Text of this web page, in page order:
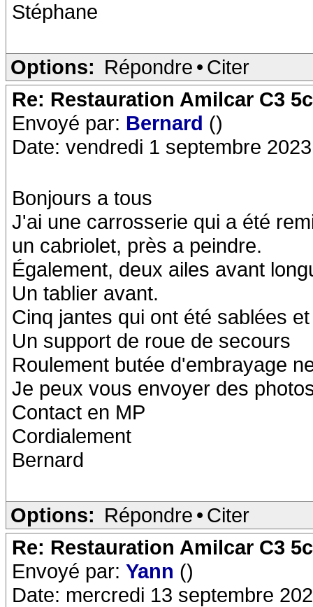
Stéphane
Options: Répondre • Citer
Re: Restauration Amilcar C3
Envoyé par: Bernard ()
Date: vendredi 1 septembre
Bonjours a tous
J'ai une carrosserie qui a été
un cabriolet, près a peindre.
Également, deux ailes avant
Un tablier avant.
Cinq jantes qui ont été sablées
Un support de roue de secours
Roulement butée d'embrayage
Je peux vous envoyer des
Contact en MP
Cordialement
Bernard
Options: Répondre • Citer
Re: Restauration Amilcar C3
Envoyé par: Yann ()
Date: mercredi 13 septembre